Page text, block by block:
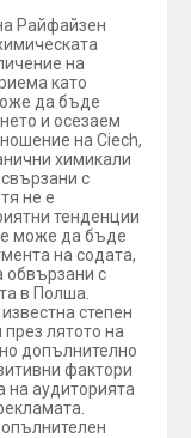
Райфайзен
на
като
да бъде
и осезаем
на Ciech,
химикали
с
не е
тенденции
може да бъде
на содата,
обвързани с
в Полша.
степен
лятото на
допълнително
фактори
на аудиторията